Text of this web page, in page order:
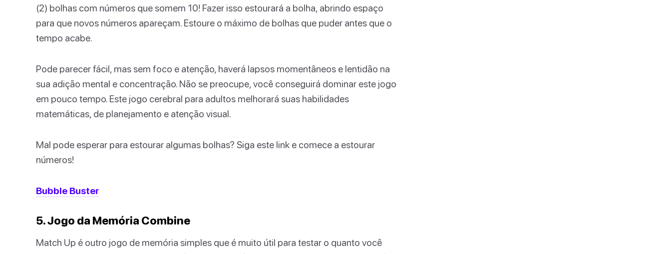
(2) bolhas com números que somem 10! Fazer isso estourará a bolha, abrindo espaço
para que novos números apareçam. Estoure o máximo de bolhas que puder antes que o
tempo acabe.
Pode parecer fácil, mas sem foco e atenção, haverá lapsos momentâneos e lentidão na
sua adição mental e concentração. Não se preocupe, você conseguirá dominar este jogo
em pouco tempo. Este jogo cerebral para adultos melhorará suas habilidades
matemáticas, de planejamento e atenção visual.
Mal pode esperar para estourar algumas bolhas? Siga este link e comece a estourar
números!
Bubble Buster
5. Jogo da Memória Combine
Match Up é outro jogo de memória simples que é muito útil para testar o quanto você